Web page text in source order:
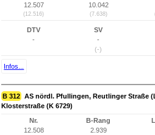
12.507
(12.516)
10.042
(7.638)
DTV
-
SV
-
(-)
Infos...
B 312 AS nördl. Pfullingen, Reutlinger Straße
Klosterstraße (K 6729)
Nr.
12.508
B-Rang
2.939